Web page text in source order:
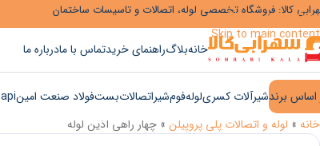
Skip to navigation
Skip to main content
کالا: فروشگاه تخصصی لوله، اتصالات و تاسیسات ساختمان
خانهبلاگراهنمای خریدتماس با مادرباره ما
اساس برندشیرآلات کسریلولهفومشیراتصالاتبستفولاد صنعت امینapi سپاهان
خانه » لوله و اتصالات پلی پروپیلن » چهار راهی آذین لوله